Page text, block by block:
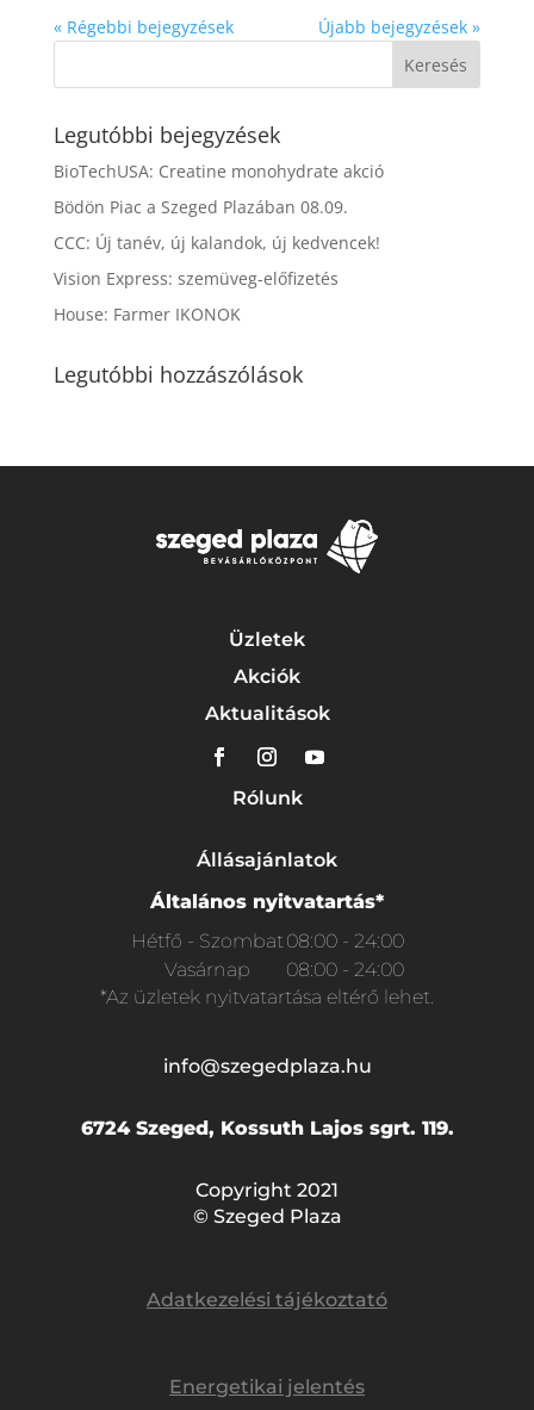
« Régebbi bejegyzések Újabb bejegyzések »
Legutóbbi bejegyzések
BioTechUSA: Creatine monohydrate akció
Bödön Piac a Szeged Plazában 08.09.
CCC: Új tanév, új kalandok, új kedvencek!
Vision Express: szemüveg-előfizetés
House: Farmer IKONOK
Legutóbbi hozzászólások
Üzletek
Akciók
Aktualitások
Rólunk
Állásajánlatok
Általános nyitvatartás*
Hétfő - Szombat08:00 - 24:00
Vasárnap
08:00 - 24:00
*Az üzletek nyitvatartása eltérő lehet.
info@szegedplaza.hu
6724 Szeged, Kossuth Lajos sgrt. 119.
Copyright 2021
© Szeged Plaza
Adatkezelési tájékoztató
Energetikai jelentés